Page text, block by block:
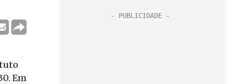
Em